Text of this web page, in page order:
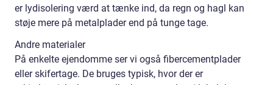
er lydisolering værd at tænke ind, da regn og hagl kan
støje mere på metalplader end på tunge tage.
Andre materialer
På enkelte ejendomme ser vi også fibercementplader
eller skifertage. De bruges typisk, hvor der er